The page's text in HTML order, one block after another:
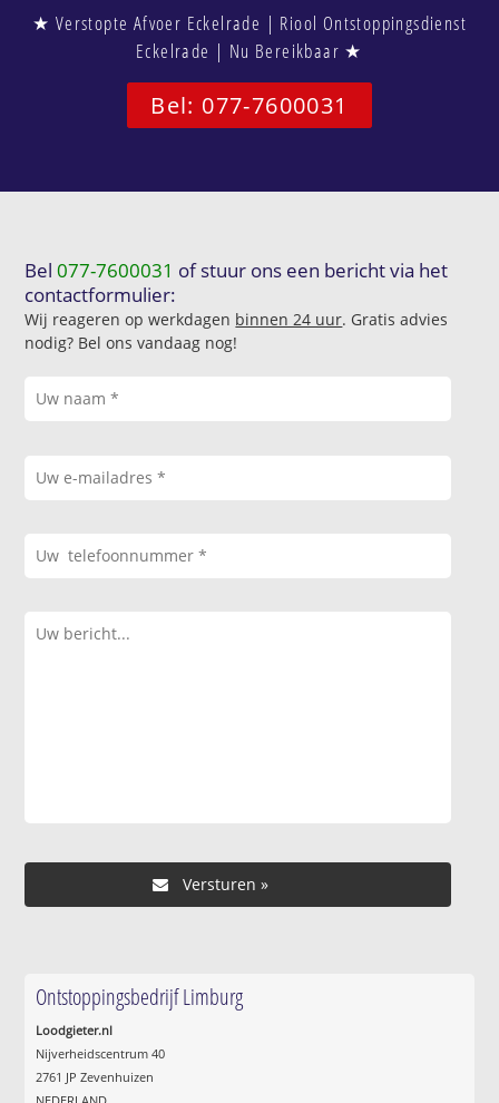
★ Verstopte Afvoer Eckelrade | Riool Ontstoppingsdienst
Eckelrade | Nu Bereikbaar ★
Bel: 077-7600031
Bel077-7600031 of stuur ons een bericht via het
contactformulier:
Wij reageren op werkdagen binnen 24 uur. Gratis advies
nodig? Bel ons vandaag nog!
Ontstoppingsbedrijf Limburg
Loodgieter.nl
Nijverheidscentrum 40
2761 JP Zevenhuizen